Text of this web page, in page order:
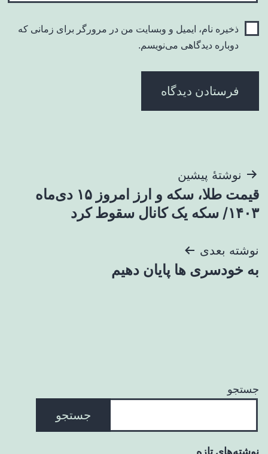
ذخیره نام، ایمیل و وبسایت من در مرورگر برای زمانی که
دوباره دیدگاهی می‌نویسم.
راهبری
نوشته
نوشتهٔ پیشین
قیمت طلا، سکه و ارز امروز ۱۵ دی‌ماه
۱۴۰۳/ سکه یک کانال سقوط کرد
نوشته بعدی
به خودسری ها پایان دهیم
جستجو
جستجو